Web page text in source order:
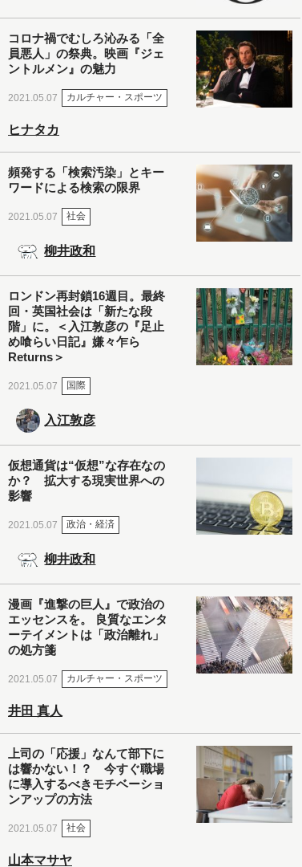
コロナ禍でむしろ沁みる「全
員悪人」の祭典。映画『ジェ
ントルメン』の魅力
2021.05.07 カルチャー・スポーツ
ヒナタカ
頻発する「検索汚染」とキー
ワードによる検索の限界
2021.05.07 社会
柳井政和
ロンドン再封鎖16週目。最終
回・英国社会は「新たな段
階」に。＜入江敦彦の『足止
め喰らい日記』嫌々乍ら
Returns＞
2021.05.07 国際
入江敦彦
仮想通貨は“仮想”な存在なの
か？ 拡大する現実世界への
影響
2021.05.07 政治・経済
柳井政和
漫画『進撃の巨人』で政治の
エッセンスを。 良質なエンタ
ーテイメントは「政治離れ」
の処方箋
2021.05.07 カルチャー・スポーツ
井田 真人
上司の「応援」なんて部下に
は響かない！？ 今すぐ職場
に導入するべきモチベーショ
ンアップの方法
2021.05.07 社会
山本マサヤ